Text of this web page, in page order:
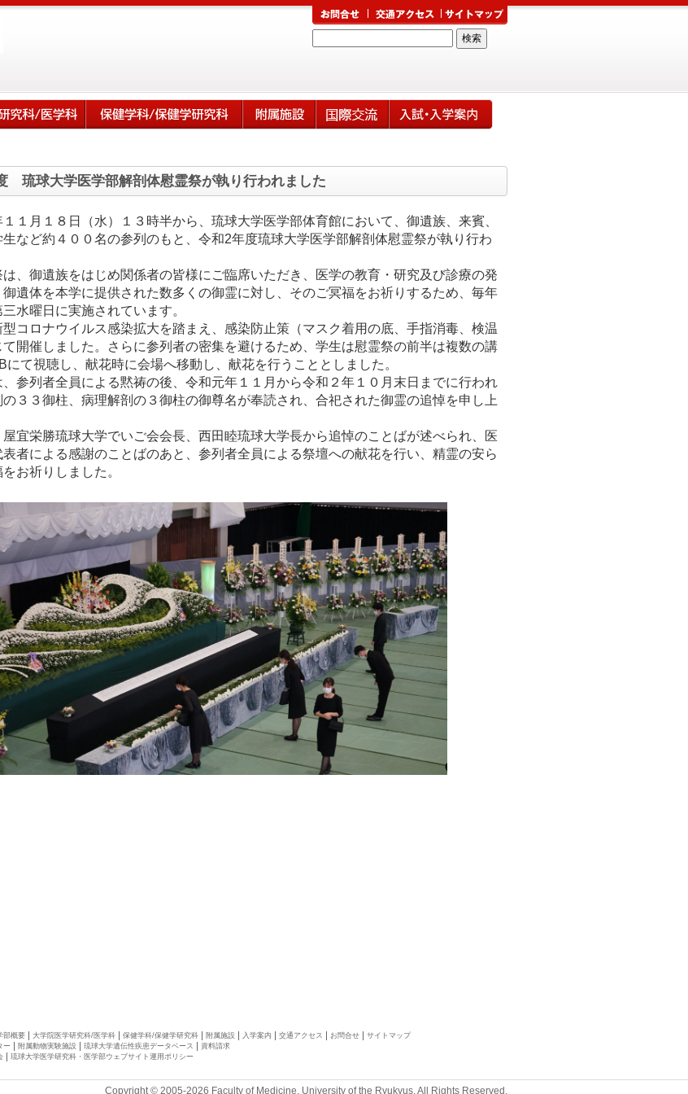
琉球大学医学部解剖体慰霊祭が執り行われました
１月１８日（水）１３時半から、琉球大学医学部体育館において、御遺族、来賓、
など約４００名の参列のもと、令和2年度琉球大学医学部解剖体慰霊祭が執り行わ
、御遺族をはじめ関係者の皆様にご臨席いただき、医学の教育・研究及び診療の発
御遺体を本学に提供された数多くの御霊に対し、そのご冥福をお祈りするため、毎年
三水曜日に実施されています。
コロナウイルス感染拡大を踏まえ、感染防止策（マスク着用の底、手指消毒、検温
開催しました。さらに参列者の密集を避けるため、学生は慰霊祭の前半は複数の講
にて視聴し、献花時に会場へ移動し、献花を行うこととしました。
参列者全員による黙祷の後、令和元年１１月から令和２年１０月末日までに行われ
の３３御柱、病理解剖の３御柱の御尊名が奉読され、合祀された御霊の追悼を申し上
宜栄勝琉球大学でいご会会長、西田睦琉球大学長から追悼のことばが述べられ、医
者による感謝のことばのあと、参列者全員による祭壇への献花を行い、精霊の安ら
お祈りしました。
部概要 大学院医学研究科/医学科 保健学科/保健学研究科 附属施設 入学案内 交通アクセス お問合せ
サイトマップ
ー 附属動物実験施設 琉球大学遺伝性疾患データベース
資料請求
琉球大学医学研究科・医学部ウェブサイト運用ポリシー
Copyright © 2005-2026 Faculty of Medicine, University of the Ryukyus. All Rights Reserved.